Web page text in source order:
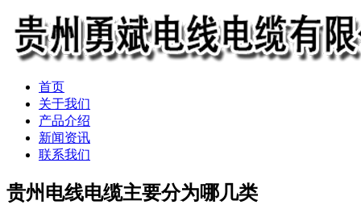
首页
关于我们
产品介绍
新闻资讯
联系我们
贵州电线电缆主要分为哪几类